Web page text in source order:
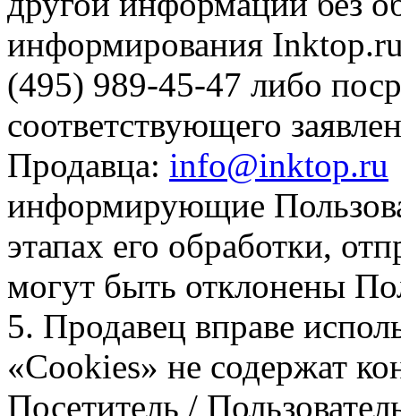
информирования
(495) 989-45-47 либо
соответствующего
Продавца: info@inktop.ru
информирующие
этапах его обработки,
могут быть отклонены
5. Продавец вправе
«Cookies» не содержат
Посетитель /